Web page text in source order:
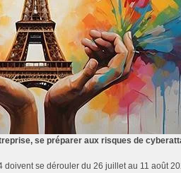
se préparer aux risques de
doivent se dérouler du 26 juillet au 11 août